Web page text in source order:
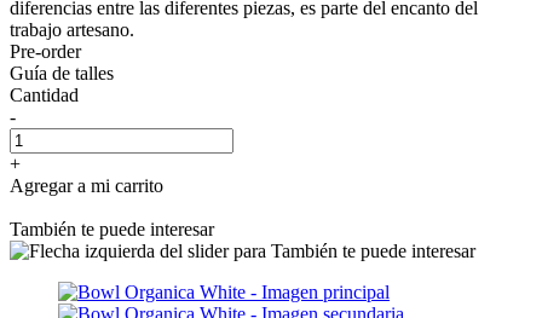
diferencias entre las diferentes piezas, es parte del encanto del
trabajo artesano.
Pre-order
Guía de talles
Cantidad
-
+
Agregar a mi carrito
También te puede interesar